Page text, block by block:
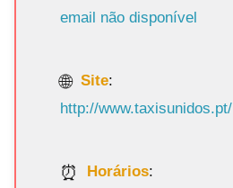
email não disponível
Site:
http://www.taxisunidos.pt/
Horários: